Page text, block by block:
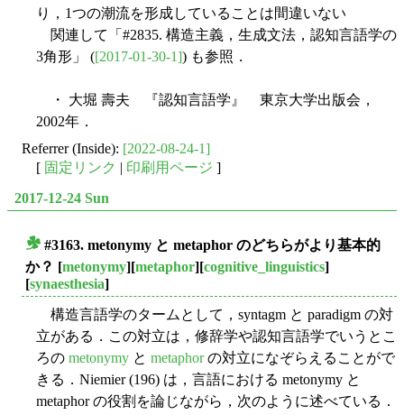
り，1つの潮流を形成していることは間違いない
関連して「#2835. 構造主義，生成文法，認知言語学の
3角形」 ([2017-01-30-1]) も参照．
・ 大堀 壽夫 『認知言語学』 東京大学出版会，
2002年．
Referrer (Inside): [2022-08-24-1]
[ 固定リンク | 印刷用ページ ]
2017-12-24 Sun
#3163. metonymy と metaphor のどちらがより基本的
か？ [metonymy][metaphor][cognitive_linguistics]
[synaesthesia]
構造言語学のタームとして，syntagm と paradigm の対
立がある．この対立は，修辞学や認知言語学でいうとこ
ろの metonymy と metaphorの対立になぞらえることがで
きる．Niemier (196) は，言語における metonymy と
metaphor の役割を論じながら，次のように述べている．